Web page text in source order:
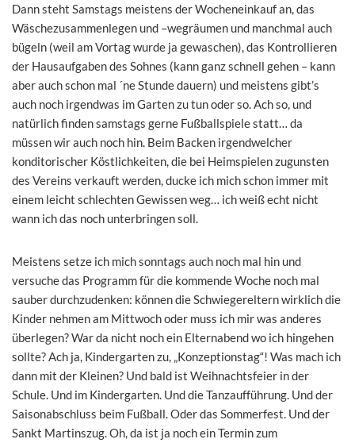
Dann steht Samstags meistens der Wocheneinkauf an, das
Wäschezusammenlegen und –wegräumen und manchmal auch
bügeln (weil am Vortag wurde ja gewaschen), das Kontrollieren
der Hausaufgaben des Sohnes (kann ganz schnell gehen – kann
aber auch schon mal ´ne Stunde dauern) und meistens gibt’s
auch noch irgendwas im Garten zu tun oder so. Ach so, und
natürlich finden samstags gerne Fußballspiele statt… da
müssen wir auch noch hin. Beim Backen irgendwelcher
konditorischer Köstlichkeiten, die bei Heimspielen zugunsten
des Vereins verkauft werden, ducke ich mich schon immer mit
einem leicht schlechten Gewissen weg… ich weiß echt nicht
wann ich das noch unterbringen soll.
Meistens setze ich mich sonntags auch noch mal hin und
versuche das Programm für die kommende Woche noch mal
sauber durchzudenken: können die Schwiegereltern wirklich die
Kinder nehmen am Mittwoch oder muss ich mir was anderes
überlegen? War da nicht noch ein Elternabend wo ich hingehen
sollte? Ach ja, Kindergarten zu, „Konzeptionstag“! Was mach ich
dann mit der Kleinen? Und bald ist Weihnachtsfeier in der
Schule. Und im Kindergarten. Und die Tanzaufführung. Und der
Saisonabschluss beim Fußball. Oder das Sommerfest. Und der
Sankt Martinszug. Oh, da ist ja noch ein Termin zum